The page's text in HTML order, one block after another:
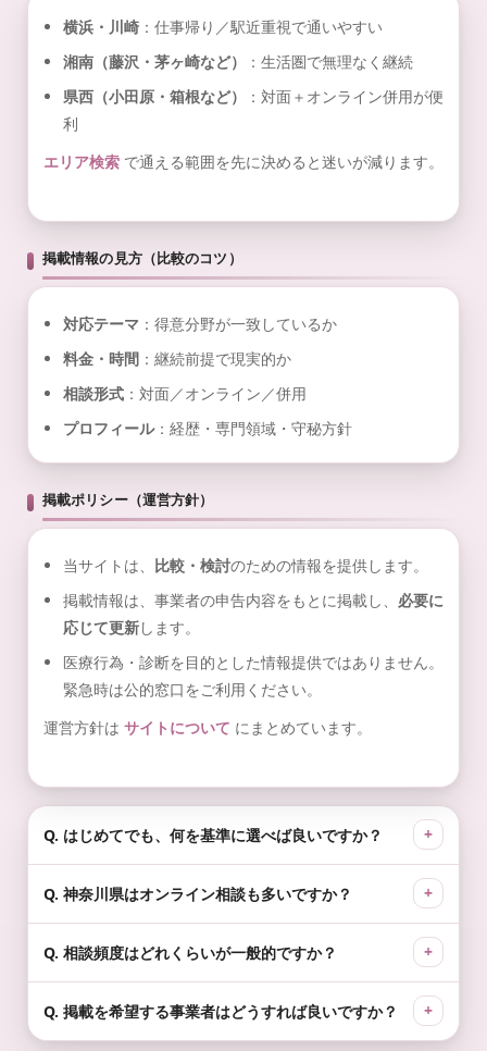
横浜・川崎：仕事帰り／駅近重視で通いやすい
湘南（藤沢・茅ヶ崎など）
：生活圏で無理なく継続
県西（小田原・箱根など）
：対面＋オンライン併用が便
利
エリア検索で通える範囲を先に決めると迷いが減ります。
掲載情報の見方（比較のコツ）
対応テーマ ：得意分野が一致しているか
料金・時間：継続前提で現実的か
相談形式：対面／オンライン／併用
プロフィール：経歴・専門領域・守秘方針
掲載ポリシー（運営方針）
当サイトは、 比較・検討のための情報を提供します。
掲載情報は、事業者の申告内容をもとに掲載し、 必要に
応じて更新します。
医療行為・診断を目的とした情報提供ではありません。
緊急時は公的窓口をご利用ください。
運営方針は サイトについて にまとめています。
Q. はじめてでも、何を基準に選べば良いですか？
Q. 神奈川県はオンライン相談も多いですか？
Q. 相談頻度はどれくらいが一般的ですか？
Q. 掲載を希望する事業者はどうすれば良いですか？